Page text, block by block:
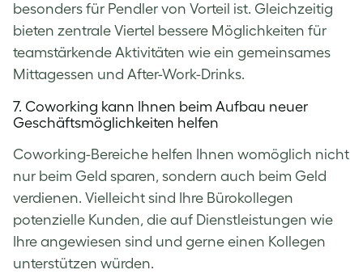
besonders für Pendler von Vorteil ist. Gleichzeitig
bieten zentrale Viertel bessere Möglichkeiten für
teamstärkende Aktivitäten wie ein gemeinsames
Mittagessen und After-Work-Drinks.
7. Coworking kann Ihnen beim Aufbau neuer
Geschäftsmöglichkeiten helfen
Coworking-Bereiche helfen Ihnen womöglich nicht
nur beim Geld sparen, sondern auch beim Geld
verdienen. Vielleicht sind Ihre Bürokollegen
potenzielle Kunden, die auf Dienstleistungen wie
Ihre angewiesen sind und gerne einen Kollegen
unterstützen würden.